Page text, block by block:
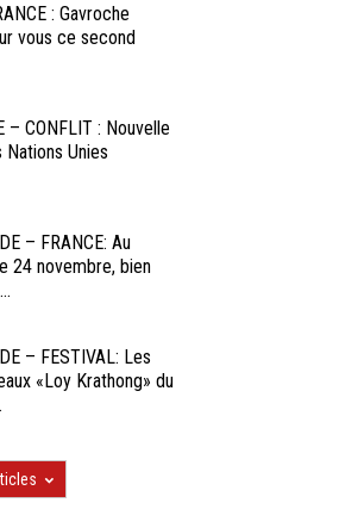
: Gavroche
vous ce second
– CONFLIT : Nouvelle
Unies
– FRANCE: Au
24 novembre, bien
– FESTIVAL: Les
«Loy Krathong» du